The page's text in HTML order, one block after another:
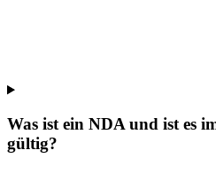
Was ist ein NDA und ist es
gültig?